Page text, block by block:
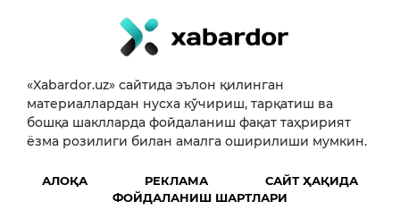
«Xabardor.uz» сайтида эълон қилинган
материаллардан нусха кўчириш, тарқатиш ва
бошқа шаклларда фойдаланиш фақат таҳририят
ёзма розилиги билан амалга оширилиши мумкин.
АЛОҚА РЕКЛАМА
САЙТ ҲАҚИДА
ФОЙДАЛАНИШ ШАРТЛАРИ